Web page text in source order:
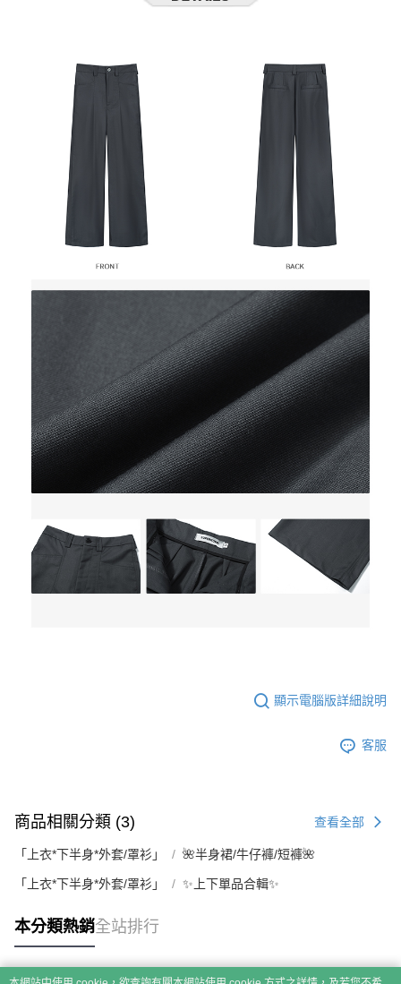
顯示電腦版詳細說明
客服
商品相關分類 (3) 查看全部
「上衣*下半身*外套/罩衫」 🌺半身裙/牛仔褲/短褲🌺
「上衣*下半身*外套/罩衫」 ✨上下單品合輯✨
本分類熱銷全站排行